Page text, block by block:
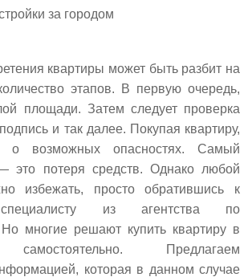
квартиры может быть разбит на
этапов. В первую очередь,
площади. Затем следует проверка
и так далее. Покупая квартиру,
о возможных опасностях. Самый
это потеря средств. Однако любой
избежать, просто обратившись к
из агентства по
многие решают купить квартиру в
самостоятельно. Предлагаем
которая в данном случае